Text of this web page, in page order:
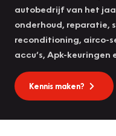
autobedrijf van het
onderhoud, reparatie,
reconditioning, airco-
accu’s, Apk-keuringen
Kennis maken?